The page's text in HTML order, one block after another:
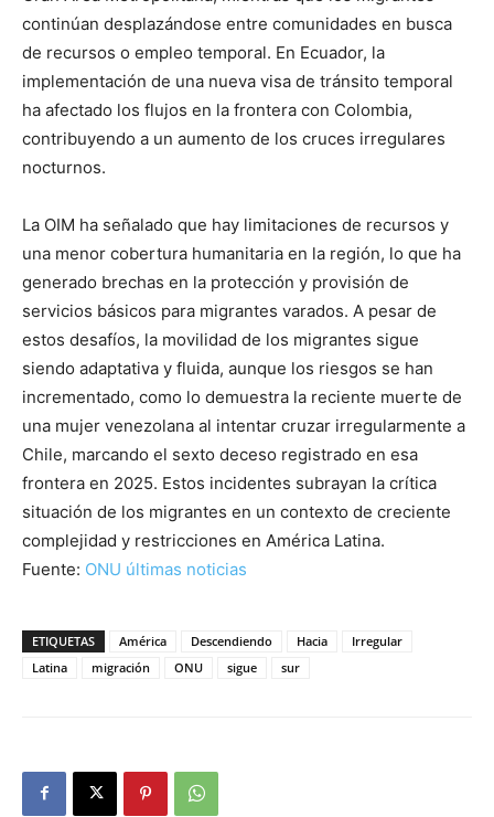
continúan desplazándose entre comunidades en busca
de recursos o empleo temporal. En Ecuador, la
implementación de una nueva visa de tránsito temporal
ha afectado los flujos en la frontera con Colombia,
contribuyendo a un aumento de los cruces irregulares
nocturnos.
La OIM ha señalado que hay limitaciones de recursos y
una menor cobertura humanitaria en la región, lo que ha
generado brechas en la protección y provisión de
servicios básicos para migrantes varados. A pesar de
estos desafíos, la movilidad de los migrantes sigue
siendo adaptativa y fluida, aunque los riesgos se han
incrementado, como lo demuestra la reciente muerte de
una mujer venezolana al intentar cruzar irregularmente a
Chile, marcando el sexto deceso registrado en esa
frontera en 2025. Estos incidentes subrayan la crítica
situación de los migrantes en un contexto de creciente
complejidad y restricciones en América Latina.
Fuente: ONU últimas noticias
ETIQUETAS América Descendiendo Hacia
Irregular
Latina
migración ONU sigue sur